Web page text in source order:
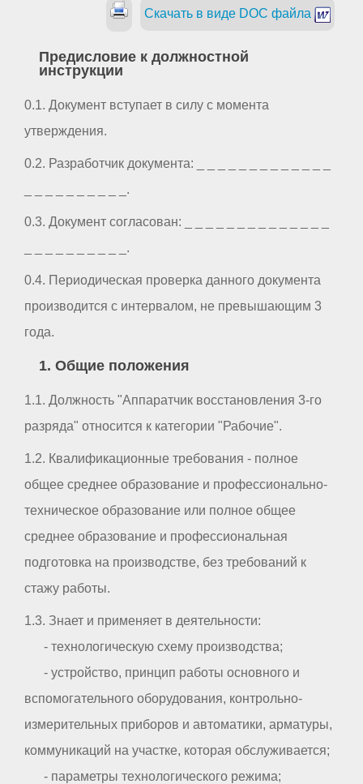
Скачать в виде DOC файла
Предисловие к должностной
инструкции
0.1. Документ вступает в силу с момента
утверждения.
0.2. Разработчик документа: _ _ _ _ _ _ _ _ _ _ _ _ _
_ _ _ _ _ _ _ _ _ _.
0.3. Документ согласован: _ _ _ _ _ _ _ _ _ _ _ _ _ _
_ _ _ _ _ _ _ _ _ _.
0.4. Периодическая проверка данного документа
производится с интервалом, не превышающим 3
года.
1. Общие положения
1.1. Должность "Аппаратчик восстановления 3-го
разряда" относится к категории "Рабочие".
1.2. Квалификационные требования - полное
общее среднее образование и профессионально-
техническое образование или полное общее
среднее образование и профессиональная
подготовка на производстве, без требований к
стажу работы.
1.3. Знает и применяет в деятельности:
- технологическую схему производства;
- устройство, принцип работы основного и
вспомогательного оборудования, контрольно-
измерительных приборов и автоматики, арматуры,
коммуникаций на участке, которая обслуживается;
- параметры технологического режима;